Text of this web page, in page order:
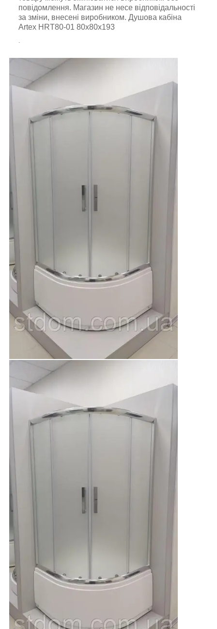
повідомлення. Магазин не несе відповідальності
за зміни, внесені виробником. Душова кабіна
Artex HRT80-01 80х80х193
.